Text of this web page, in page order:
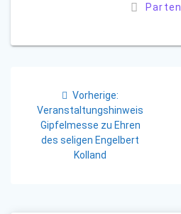
Parten
Vorherige:
Beitrag:
Veranstaltungshinweis
Gipfelmesse zu Ehren
des seligen Engelbert
Kolland